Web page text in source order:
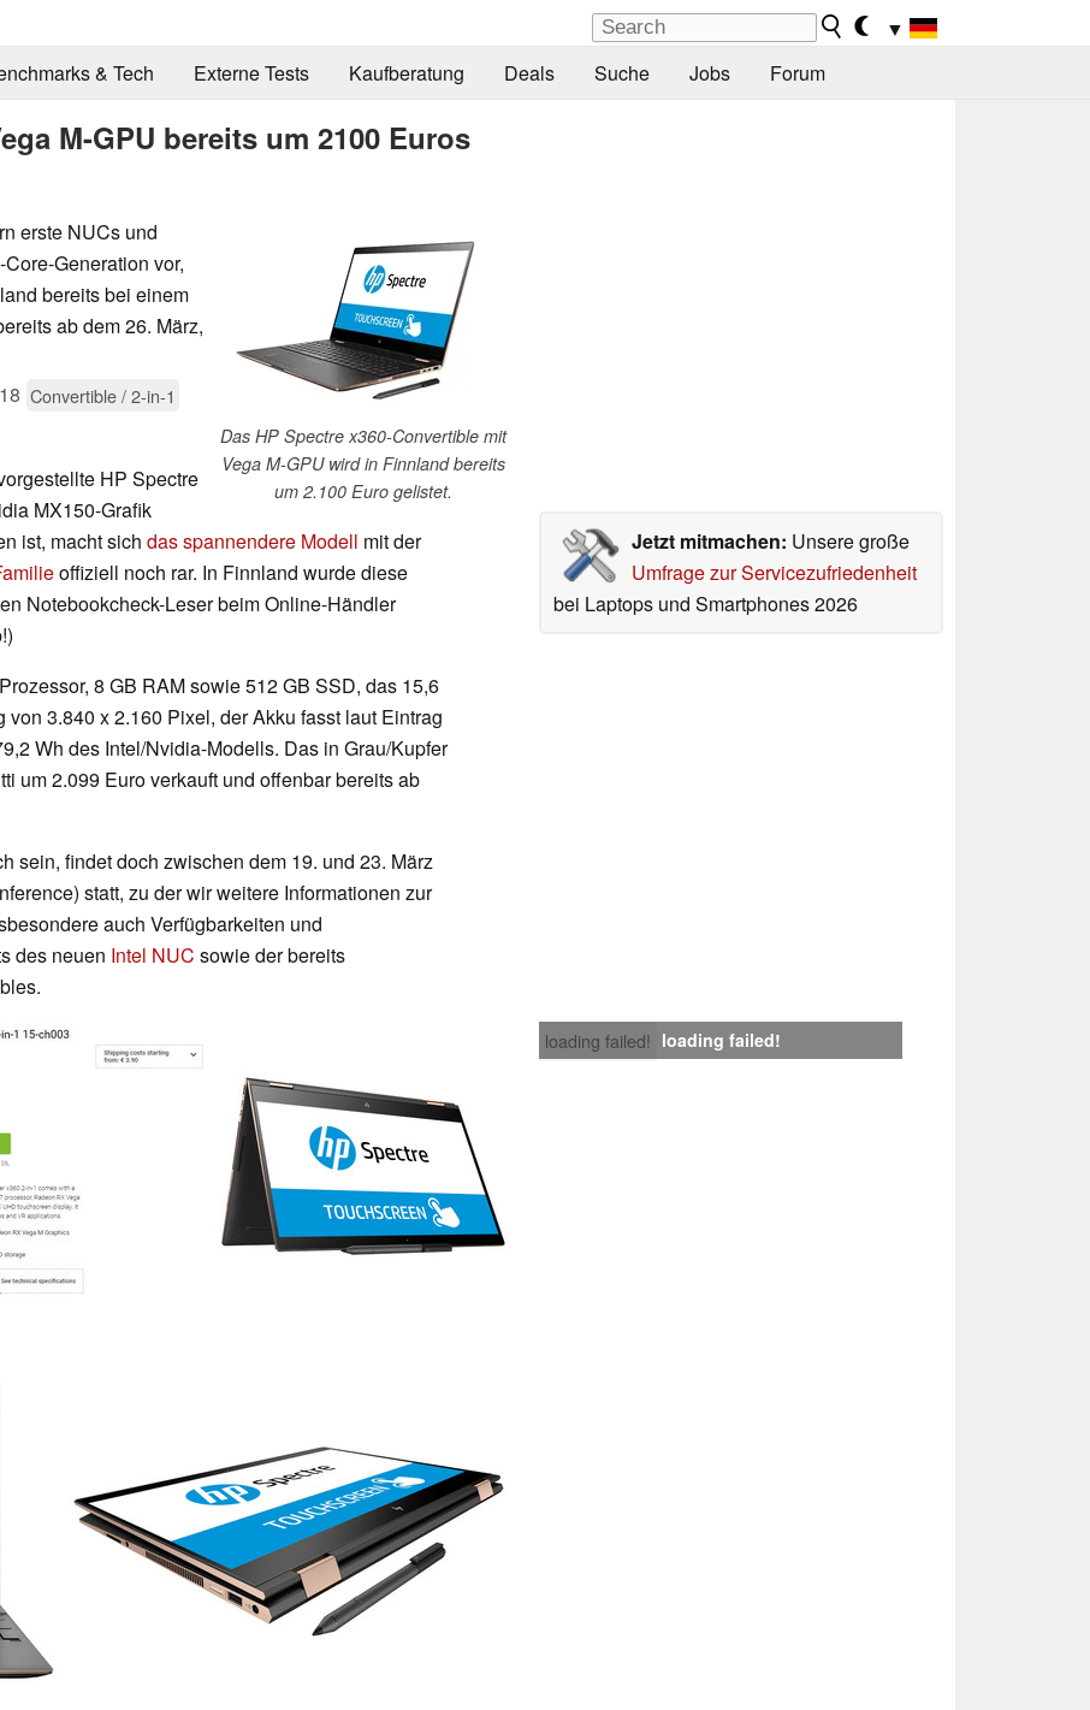
▼
& Tech Externe Tests Kaufberatung Deals Suche Jobs Forum
M-GPU bereits um 2100 Euros
Das HP Spectre x360-Convertible mit
Vega M-GPU wird in Finnland bereits
um 2.100 Euro gelistet.
erste NUCs und
Generation vor,
bereits bei einem
ab dem 26. März,
Convertible / 2-in-1
Jetzt mitmachen: Unsere große
Umfrage zur Servicezufriedenheit
bei Laptops und Smartphones 2026
HP Spectre
MX150-Grafik
ist, macht sich das spannendere Modell mit der
offiziell noch rar. In Finnland wurde diese
Notebookcheck-Leser beim Online-Händler
8 GB RAM sowie 512 GB SSD, das 15,6
3.840 x 2.160 Pixel, der Akku fasst laut Eintrag
Wh des Intel/Nvidia-Modells. Das in Grau/Kupfer
um 2.099 Euro verkauft und offenbar bereits ab
sein, findet doch zwischen dem 19. und 23. März
statt, zu der wir weitere Informationen zur
auch Verfügbarkeiten und
des neuen Intel NUC sowie der bereits
loading failed! loading failed!